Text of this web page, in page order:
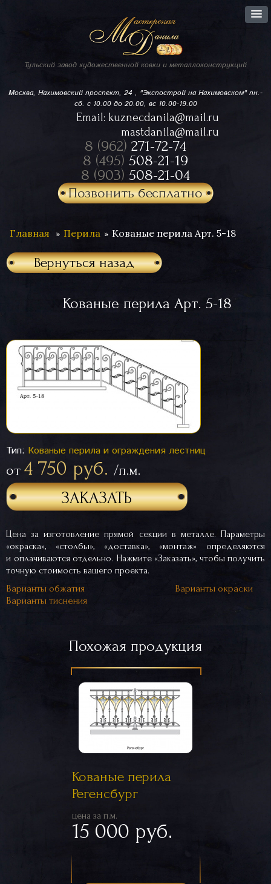
Тульский завод художественной ковки и металлоконструкций
Москва, Нахимовский проспект, 24 , "Экспострой на Нахимовском"пн.-
сб. с 10.00 до 20.00, вс 10.00-19.00
Email: kuznecdanila@mail.ru
mastdanila@mail.ru
8 (962) 271-72-74
8 (495) 508-21-19
8 (903) 508-21-04
Позвонить бесплатно
Главная Перила Кованые перила Арт. 5-18
Вернуться назад
Кованые перила Арт. 5-18
Тип: Кованые перила и ограждения лестниц
от 4 750 руб. /п.м.
ЗАКАЗАТЬ
Цена за изготовление прямой секции в металле. Параметры
«окраска», «столбы», «доставка», «монтаж» определяются
и оплачиваются отдельно. Нажмите «Заказать», чтобы получить
точную стоимость вашего проекта.
Варианты обжатия
Варианты окраски
Варианты тиснения
Похожая продукция
Кованые перила
Регенсбург
цена за п.м.
15 000 руб.